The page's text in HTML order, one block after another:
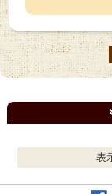
表